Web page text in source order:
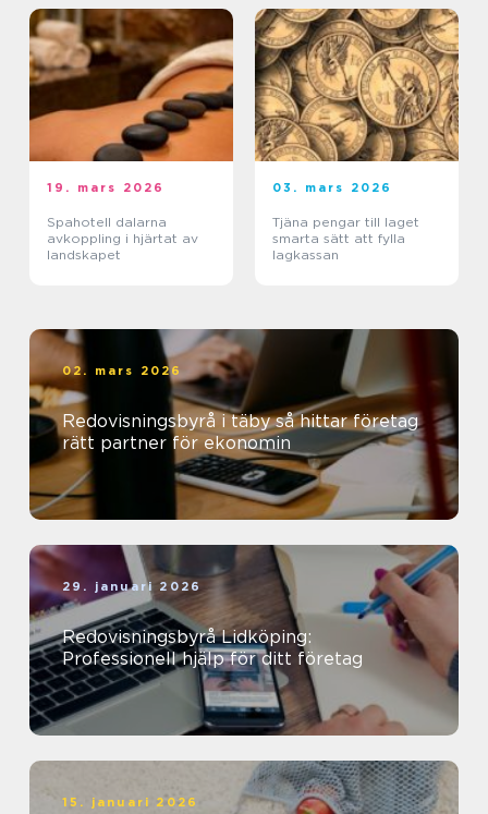
19. mars 2026
Spahotell dalarna
avkoppling i hjärtat av
landskapet
03. mars 2026
Tjäna pengar till laget
smarta sätt att fylla
lagkassan
02. mars 2026
Redovisningsbyrå i täby så hittar företag
rätt partner för ekonomin
29. januari 2026
Redovisningsbyrå Lidköping:
Professionell hjälp för ditt företag
15. januari 2026